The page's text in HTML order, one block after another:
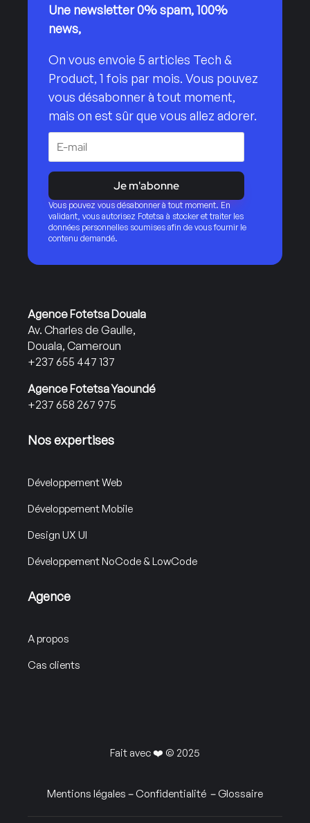
Une newsletter 0% spam, 100%
news,
On vous envoie 5 articles Tech &
Product, 1 fois par mois. Vous pouvez
vous désabonner à tout moment,
mais on est sûr que vous allez adorer.
Je m'abonne
Vous pouvez vous désabonner à tout moment. En
validant, vous autorisez Fotetsa à stocker et traiter les
données personnelles soumises afin de vous fournir le
contenu demandé.
Agence Fotetsa Douala
Av. Charles de Gaulle,
Douala, Cameroun
+237 655 447 137
Agence Fotetsa Yaoundé
+237 658 267 975
Nos expertises
Développement Web
Développement Mobile
Design UX UI
Développement NoCode & LowCode
Agence
A propos
Cas clients
Fait avec ❤️ © 2025
Mentions légales –Confidentialité – Glossaire